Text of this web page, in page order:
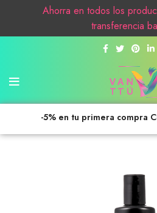
-5% en tu primera compra
Ahorra en todos los
transferencia